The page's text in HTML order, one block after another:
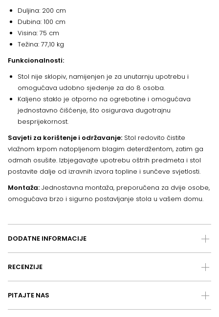
Duljina: 200 cm
Dubina: 100 cm
Visina: 75 cm
Težina: 77,10 kg
Funkcionalnosti:
Stol nije sklopiv, namijenjen je za unutarnju upotrebu i
omogućava udobno sjedenje za do 8 osoba.
Kaljeno staklo je otporno na ogrebotine i omogućava
jednostavno čišćenje, što osigurava dugotrajnu
besprijekornost.
Savjeti za korištenje i održavanje: Stol redovito čistite
vlažnom krpom natopljenom blagim deterdžentom, zatim ga
odmah osušite. Izbjegavajte upotrebu oštrih predmeta i stol
postavite dalje od izravnih izvora topline i sunčeve svjetlosti.
Montaža: Jednostavna montaža, preporučena za dvije osobe,
omogućava brzo i sigurno postavljanje stola u vašem domu.
DODATNE INFORMACIJE
RECENZIJE
PITAJTE NAS